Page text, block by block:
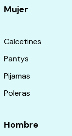
Mujer
Calcetines
Pantys
Pijamas
Poleras
Hombre